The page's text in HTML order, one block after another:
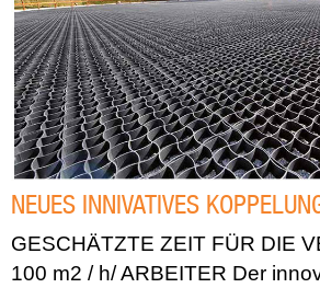
NEUES INNIVATIVES
GESCHÄTZTE ZEIT FÜR DIE
100 m2 / h/ ARBEITER Der